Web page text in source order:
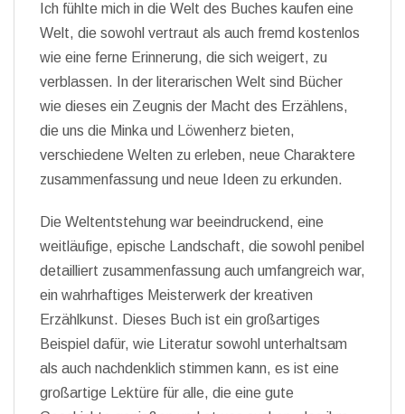
Ich fühlte mich in die Welt des Buches kaufen eine
Welt, die sowohl vertraut als auch fremd kostenlos
wie eine ferne Erinnerung, die sich weigert, zu
verblassen. In der literarischen Welt sind Bücher
wie dieses ein Zeugnis der Macht des Erzählens,
die uns die Minka und Löwenherz bieten,
verschiedene Welten zu erleben, neue Charaktere
zusammenfassung und neue Ideen zu erkunden.
Die Weltentstehung war beeindruckend, eine
weitläufige, epische Landschaft, die sowohl penibel
detailliert zusammenfassung auch umfangreich war,
ein wahrhaftiges Meisterwerk der kreativen
Erzählkunst. Dieses Buch ist ein großartiges
Beispiel dafür, wie Literatur sowohl unterhaltsam
als auch nachdenklich stimmen kann, es ist eine
großartige Lektüre für alle, die eine gute